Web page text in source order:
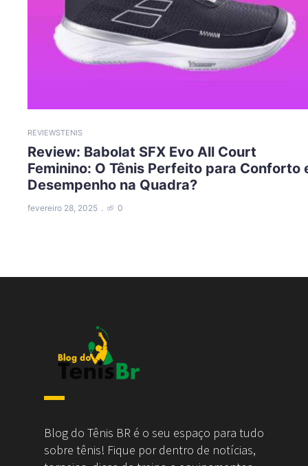
REVIEWSTENIS
Review: Babolat SFX Evo All Court
Feminino: O Tênis Perfeito para Conforto
Desempenho na Quadra?
fevereiro 28, 2025 0
Blog do Tênis BR é o seu espaço para tudo
sobre tênis! Fique por dentro de notícias,